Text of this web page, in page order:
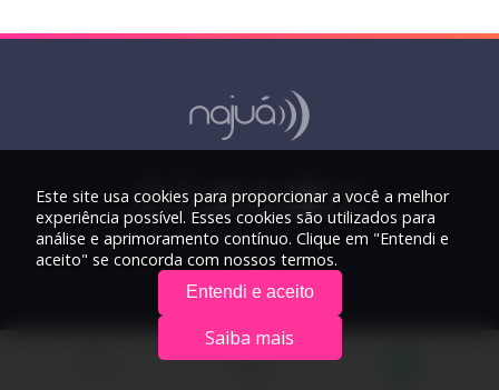
© 2026 Rádio Najuá - Todos os direitos reservados.
Este site usa cookies para proporcionar a você a melhor
experiência possível. Esses cookies são utilizados para
análise e aprimoramento contínuo. Clique em "Entendi e
aceito" se concorda com nossos termos.
Entendi e aceito
Saiba mais